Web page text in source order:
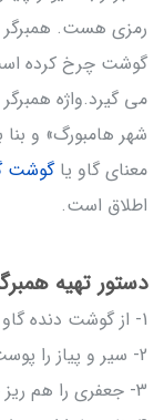
رمزی هست.
گوشت چرخ کرده
می گیرد.واژه
معنای گاو یاگوشت
اطلاق است.
دستور تهیه
1- از گوشت دنده گاو استفاده کنید.
2- سیر و پیاز را پوست بگیرید و ریز خرد کنید.
3- جعفری را هم ریز خرد کنید.